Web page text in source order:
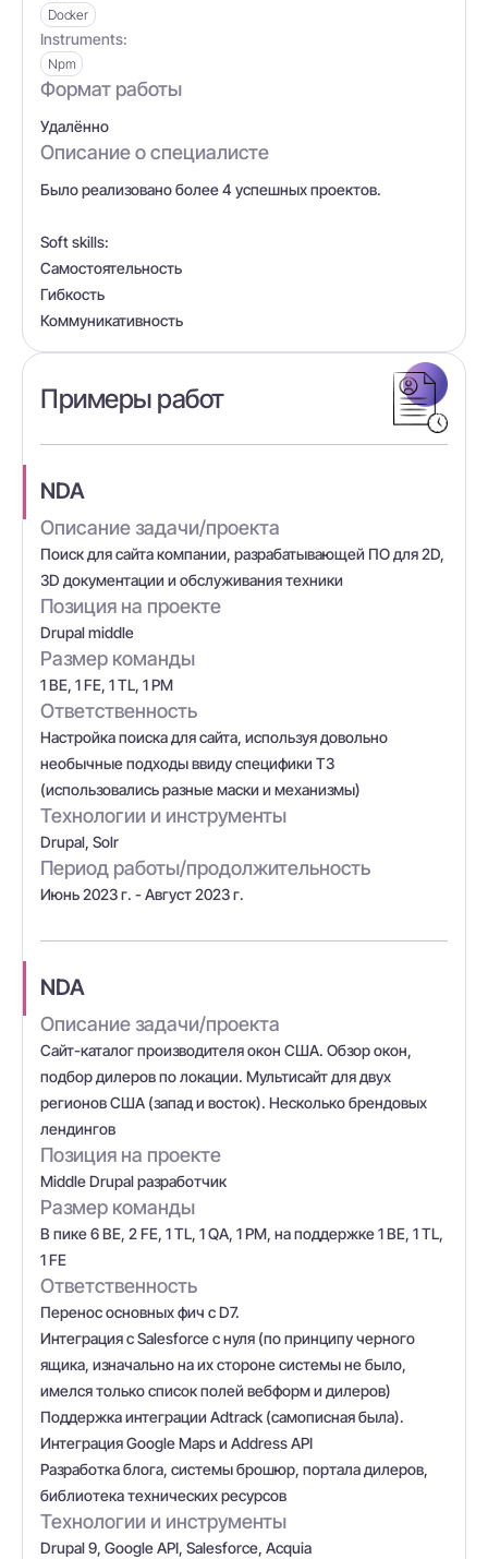
Docker
Instruments:
Npm
Формат работы
Удалённо
Описание о специалисте
Было реализовано более 4 успешных проектов.
Soft skills:
Самостоятельность
Гибкость
Коммуникативность
Примеры работ
NDA
Описание задачи/проекта
Поиск для сайта компании, разрабатывающей ПО для 2D,
3D документации и обслуживания техники
Позиция на проекте
Drupal middle
Размер команды
1 BE, 1 FE, 1 TL, 1 PM
Ответственность
Настройка поиска для сайта, используя довольно
необычные подходы ввиду специфики ТЗ
(использовались разные маски и механизмы)
Технологии и инструменты
Drupal, Solr
Период работы/продолжительность
Июнь 2023 г. - Август 2023 г.
NDA
Описание задачи/проекта
Сайт-каталог производителя окон США. Обзор окон,
подбор дилеров по локации. Мультисайт для двух
регионов США (запад и восток). Несколько брендовых
лендингов
Позиция на проекте
Middle Drupal разработчик
Размер команды
В пике 6 BE, 2 FE, 1 TL, 1 QA, 1 PM, на поддержке 1 BE, 1 TL,
1 FE
Ответственность
Перенос основных фич с D7.
Интеграция с Salesforce с нуля (по принципу черного
ящика, изначально на их стороне системы не было,
имелся только список полей вебформ и дилеров)
Поддержка интеграции Adtrack (самописная была).
Интеграция Google Maps и Address API
Разработка блога, системы брошюр, портала дилеров,
библиотека технических ресурсов
Технологии и инструменты
Drupal 9, Google API, Salesforce, Acquia